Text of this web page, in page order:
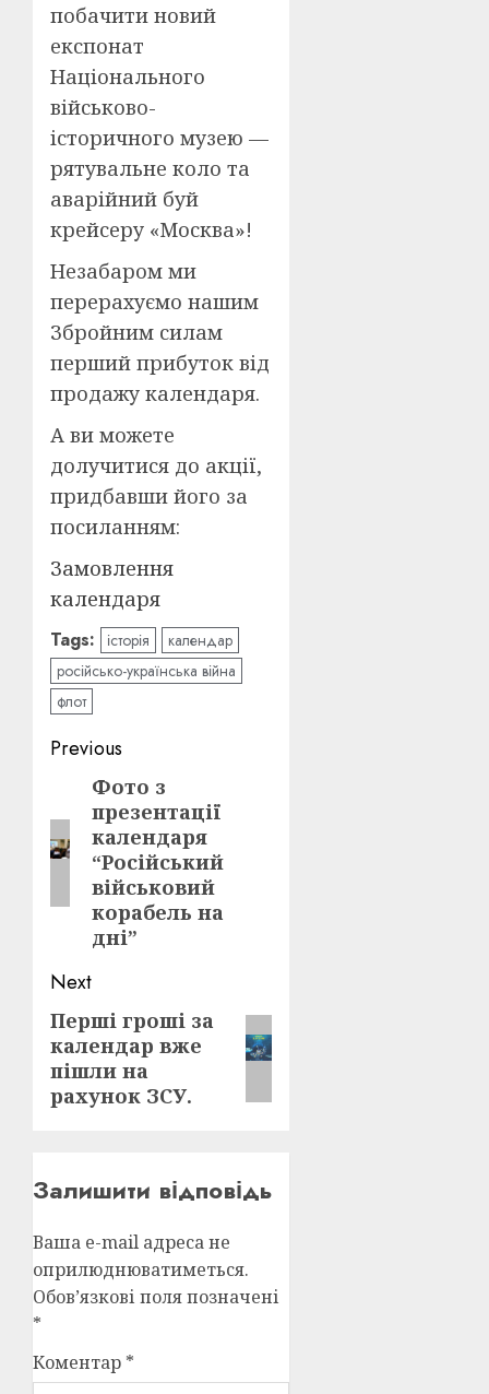
побачити новий
експонат
Національного
військово-
історичного музею —
рятувальне коло та
аварійний буй
крейсеру «Москва»!
Незабаром ми
перерахуємо нашим
Збройним силам
перший прибуток від
продажу календаря.
А ви можете
долучитися до акції,
придбавши його за
посиланням:
Замовлення
календаря
Tags: історія
календар
російсько-українська війна
флот
Post
navigation
Previous
Previous
post:
Фото з
презентації
календаря
“Російський
військовий
корабель на
дні”
Next
Next
post:
Перші гроші за
календар вже
пішли на
рахунок ЗСУ.
Залишити відповідь
Ваша e-mail адреса не
оприлюднюватиметься.
Обов’язкові поля позначені
*
Коментар *